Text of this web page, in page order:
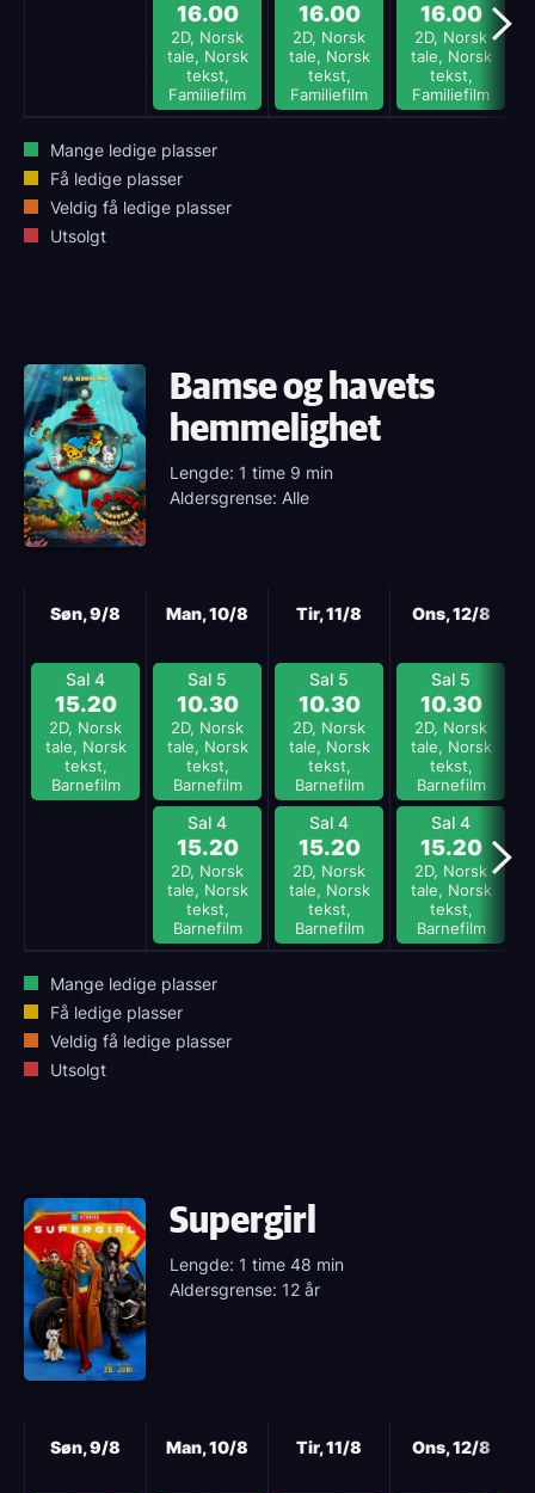
16.00
2D, Norsk
tale, Norsk
tekst,
Familiefilm
16.00
2D, Norsk
tale, Norsk
tekst,
Familiefilm
16.00
2D, Norsk
tale, Norsk
tekst,
Familiefilm
Mange ledige plasser
Få ledige plasser
Veldig få ledige plasser
Utsolgt
Bamse og havets
hemmelighet
Lengde: 1 time 9 min
Aldersgrense: Alle
Søn, 9/8
Sal 4
15.20
2D, Norsk
tale, Norsk
tekst,
Barnefilm
Man, 10/8
Sal 5
10.30
2D, Norsk
tale, Norsk
tekst,
Barnefilm
Sal 4
15.20
2D, Norsk
tale, Norsk
tekst,
Barnefilm
Tir, 11/8
Sal 5
10.30
2D, Norsk
tale, Norsk
tekst,
Barnefilm
Sal 4
15.20
2D, Norsk
tale, Norsk
tekst,
Barnefilm
Ons, 12/8
Sal 5
10.30
2D, Norsk
tale, Norsk
tekst,
Barnefilm
Sal 4
15.20
2D, Norsk
tale, Norsk
tekst,
Barnefilm
Mange ledige plasser
Få ledige plasser
Veldig få ledige plasser
Utsolgt
Supergirl
Lengde: 1 time 48 min
Aldersgrense: 12 år
Søn, 9/8 Man, 10/8 Tir, 11/8 Ons, 12/8